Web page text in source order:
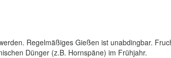
Regelmäßiges Gießen ist unabdingbar.
Dünger (z.B. Hornspäne) im Frühjahr.